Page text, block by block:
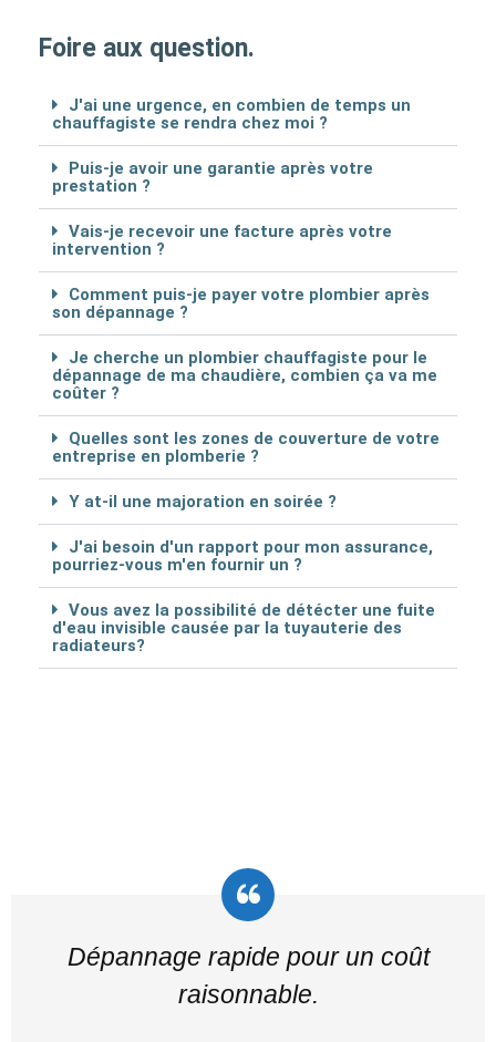
Foire aux question.
J'ai une urgence, en combien de temps un
chauffagiste se rendra chez moi ?
Puis-je avoir une garantie après votre
prestation ?
Vais-je recevoir une facture après votre
intervention ?
Comment puis-je payer votre plombier après
son dépannage ?
Je cherche un plombier chauffagiste pour le
dépannage de ma chaudière, combien ça va me
coûter ?
Quelles sont les zones de couverture de votre
entreprise en plomberie ?
Y at-il une majoration en soirée ?
J'ai besoin d'un rapport pour mon assurance,
pourriez-vous m'en fournir un ?
Vous avez la possibilité de détécter une fuite
d'eau invisible causée par la tuyauterie des
radiateurs?
Dépannage rapide pour un coût
raisonnable.